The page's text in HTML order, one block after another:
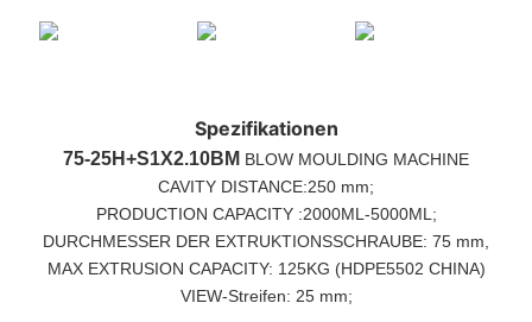
Spezifikationen
75-25H+S1X2.10BM BLOW MOULDING MACHINE
CAVITY DISTANCE:250 mm;
PRODUCTION CAPACITY :2000ML-5000ML;
DURCHMESSER DER EXTRUKTIONSSCHRAUBE: 75 mm,
MAX EXTRUSION CAPACITY: 125KG (HDPE5502 CHINA)
VIEW-Streifen: 25 mm;